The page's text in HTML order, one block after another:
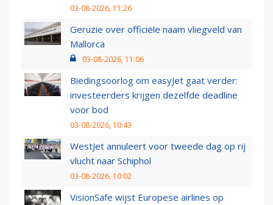
03-08-2026, 11:26
Geruzie over officiële naam vliegveld van
Mallorca
03-08-2026, 11:06
Biedingsoorlog om easyJet gaat verder:
investeerders krijgen dezelfde deadline
voor bod
03-08-2026, 10:43
WestJet annuleert voor tweede dag op rij
vlucht naar Schiphol
03-08-2026, 10:02
VisionSafe wijst Europese airlines op